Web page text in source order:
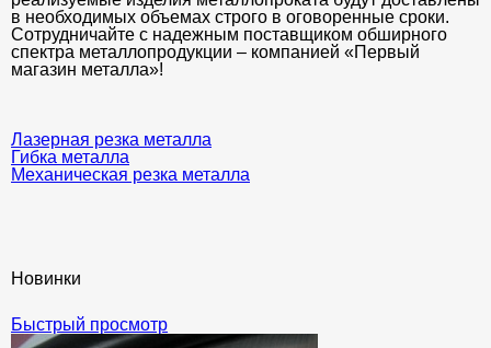
в необходимых объемах строго в оговоренные сроки.
Сотрудничайте с надежным поставщиком обширного
спектра металлопродукции – компанией «Первый
магазин металла»!
Лазерная резка металла
Гибка металла
Механическая резка металла
Новинки
Быстрый просмотр